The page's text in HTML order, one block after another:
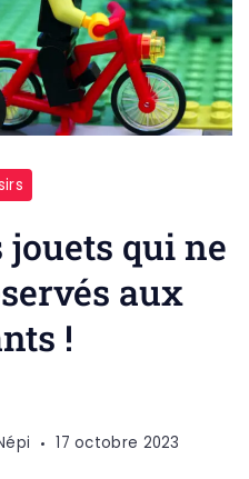
jouets qui ne
aux
!
17 octobre 2023